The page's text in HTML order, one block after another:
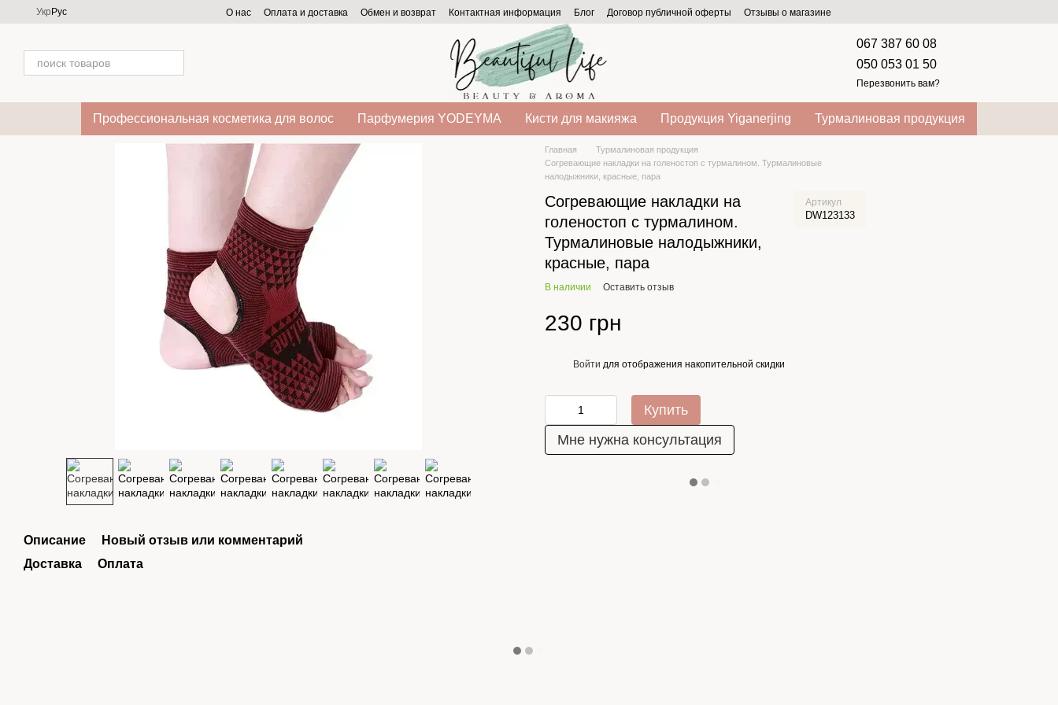
Перейти к основному контенту
Укр Рус О нас Оплата и доставка Обмен и возврат Контактная информация Блог Договор публичной оферты Отзывы о магазине
067 387 60 08
050 053 01 50
Перезвонить вам?
Профессиональная косметика для волос Парфумерия YODEYMA Кисти для макияжа Продукция Yiganerjing Турмалиновая продукция
Описание
Новый отзыв или комментарий
Доставка
Оплата
Главная
Турмалиновая продукция
Согревающие накладки на голеностоп с турмалином. Турмалиновые
налодыжники, красные, пара
Согревающие накладки на
голеностоп с турмалином.
Турмалиновые налодыжники,
красные, пара
Артикул
DW123133
В наличии Оставить отзыв
230 грн
Войти для отображения накопительной скидки
Купить
Мне нужна консультация